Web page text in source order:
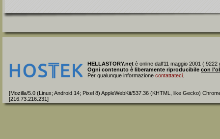
HELLASTORY.net è online dall'11 maggio 2001 ( 9222
Ogni contenuto è liberamente riproducibile con
Per qualunque informazione contattateci.
[Mozilla/5.0 (Linux; Android 14; Pixel 8) AppleWebKit/537.36 (KHTML, like Gecko)
[216.73.216.231]